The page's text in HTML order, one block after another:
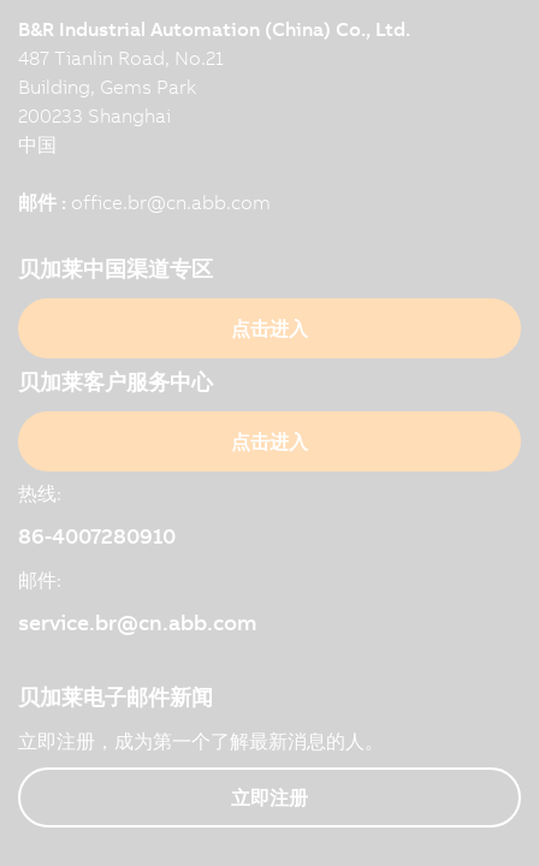
B&R Industrial Automation (China) Co., Ltd.
487 Tianlin Road, No.21
Building, Gems Park
200233 Shanghai
中国
邮件 : office.br@cn.abb.com
贝加莱中国渠道专区
点击进入
贝加莱客户服务中心
点击进入
热线:
86-4007280910
邮件:
service.br@cn.abb.com
贝加莱电子邮件新闻
立即注册，成为第一个了解最新消息的人。
立即注册